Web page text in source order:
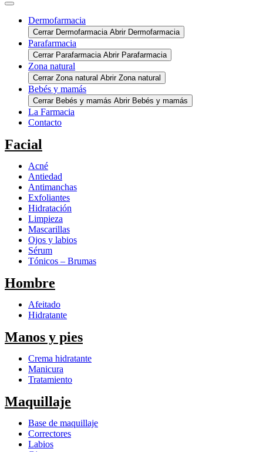
Dermofarmacia
Cerrar Dermofarmacia Abrir Dermofarmacia
Parafarmacia
Cerrar Parafarmacia Abrir Parafarmacia
Zona natural
Cerrar Zona natural Abrir Zona natural
Bebés y mamás
Cerrar Bebés y mamás Abrir Bebés y mamás
La Farmacia
Contacto
Facial
Acné
Antiedad
Antimanchas
Exfoliantes
Hidratación
Limpieza
Mascarillas
Ojos y labios
Sérum
Tónicos – Brumas
Hombre
Afeitado
Hidratante
Manos y pies
Crema hidratante
Manicura
Tratamiento
Maquillaje
Base de maquillaje
Correctores
Labios